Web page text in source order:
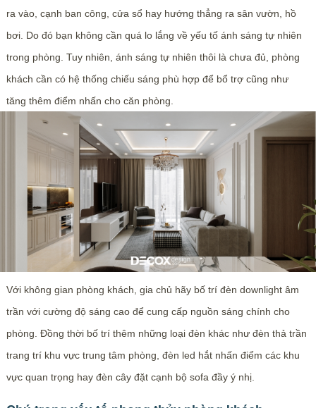
ra vào, cạnh ban công, cửa sổ hay hướng thẳng ra sân vườn, hồ
bơi. Do đó bạn không cần quá lo lắng về yếu tố ánh sáng tự nhiên
trong phòng. Tuy nhiên, ánh sáng tự nhiên thôi là chưa đủ, phòng
khách cần có hệ thống chiếu sáng phù hợp để bổ trợ cũng như
tăng thêm điểm nhấn cho căn phòng.
Với không gian phòng khách, gia chủ hãy bố trí đèn downlight âm
trần với cường độ sáng cao để cung cấp nguồn sáng chính cho
phòng. Đồng thời bố trí thêm những loại đèn khác như đèn thả trần
trang trí khu vực trung tâm phòng, đèn led hắt nhấn điểm các khu
vực quan trọng hay đèn cây đặt cạnh bộ sofa đầy ý nhị.